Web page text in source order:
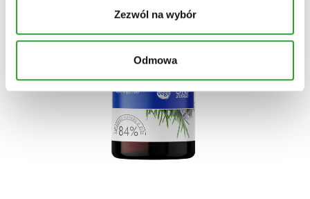
Zezwól na wybór
Odmowa